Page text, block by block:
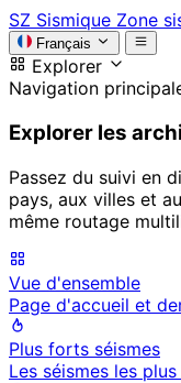
SZ Sismique Zone
Français
Explorer
Navigation
Explorer les
Passez du suivi en
pays, aux villes et
même routage
Vue d'ensemble
Page d'accueil et
Plus forts séismes
Les séismes les